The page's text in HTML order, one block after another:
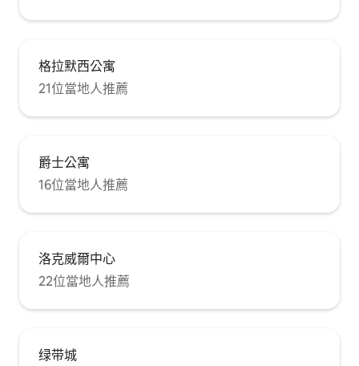
格拉默西公寓
21位當地人推薦
爵士公寓
16位當地人推薦
洛克威爾中心
22位當地人推薦
绿带城